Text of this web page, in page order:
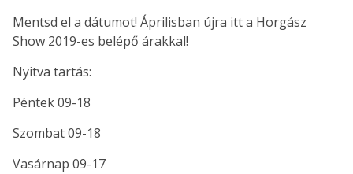
Mentsd el a dátumot! Áprilisban újra itt a Horgász
Show 2019-es belépő árakkal!
Nyitva tartás:
Péntek 09-18
Szombat 09-18
Vasárnap 09-17